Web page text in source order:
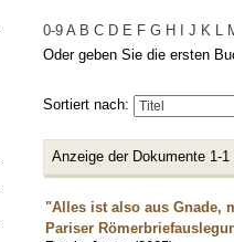
0-9 A B C D E F G H J K L
Oder geben Sie die ersten
Sortiert nach:
Anzeige der Dokumente 1-1
"Alles ist also aus Gnade,
Pariser